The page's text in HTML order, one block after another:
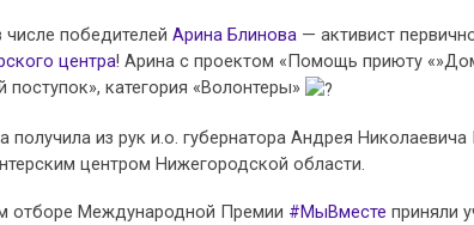
победителей Арина Блинова — активист
центра! Арина с проектом «Помощь приюту
категория «Волонтеры»
получила из рук и.о. губернатора Андрея
центром Нижегородской области.
отборе Международной Премии #МыВместе приняли